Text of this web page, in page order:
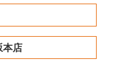
店